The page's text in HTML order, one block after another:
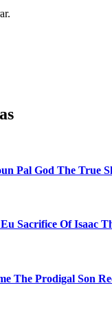
Pal God The True
Sacrifice Of Isaac
The Prodigal Son